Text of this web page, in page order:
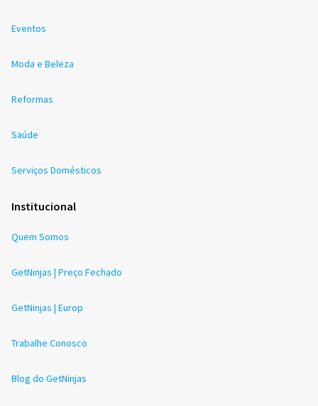
Eventos
Moda e Beleza
Reformas
Saúde
Serviços Domésticos
Institucional
Quem Somos
GetNinjas | Preço Fechado
GetNinjas | Europ
Trabalhe Conosco
Blog do GetNinjas